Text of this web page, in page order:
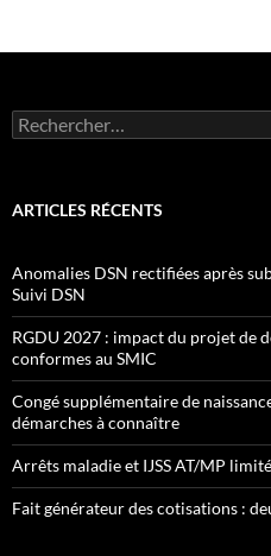
Rechercher :
ARTICLES RÉCENTS
Anomalies DSN rectifiées après
Suivi DSN
RGDU 2027 : impact du projet de
conformes au SMIC
Congé supplémentaire de
démarches à connaître
Arrêts maladie et IJSS AT/MP
Fait générateur des cotisations :